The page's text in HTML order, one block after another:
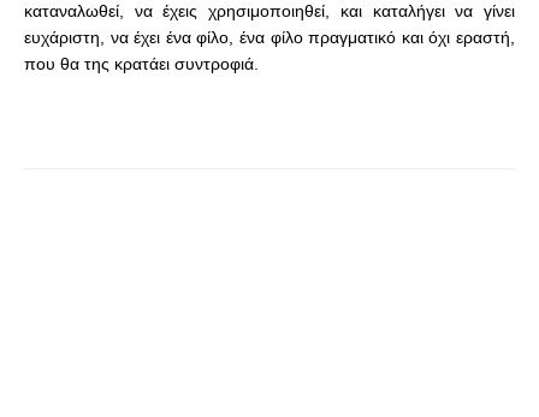
καταναλωθεί, να έχεις χρησιμοποιηθεί, και καταλήγει να γίνει
ευχάριστη, να έχει ένα φίλο, ένα φίλο πραγματικό και όχι εραστή,
που θα της κρατάει συντροφιά.